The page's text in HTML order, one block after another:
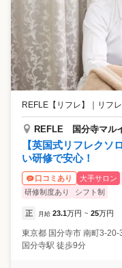
REFLE【リフレ】 リフ
REFLE 国分寺マル
【英国式リフレク
い研修で安心！
口コミあり 大手サロン
研修制度あり
シフト制
正 月給 23.1万円 ~ 25万円
東京都 国分寺市 南町3-20-
国分寺駅 徒歩9分